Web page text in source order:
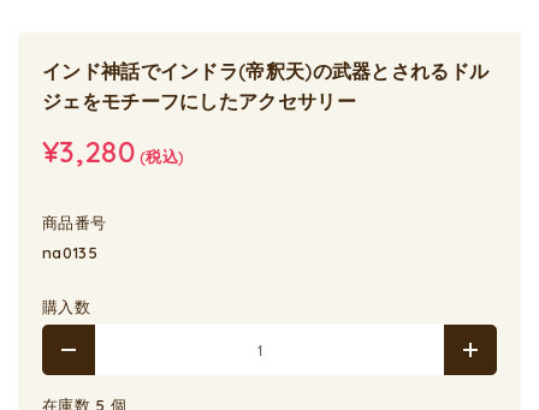
インド神話でインドラ(帝釈天)の武器とされるドル
ジェをモチーフにしたアクセサリー
¥3,280(税込)
商品番号
na0135
購入数
在庫数 5 個